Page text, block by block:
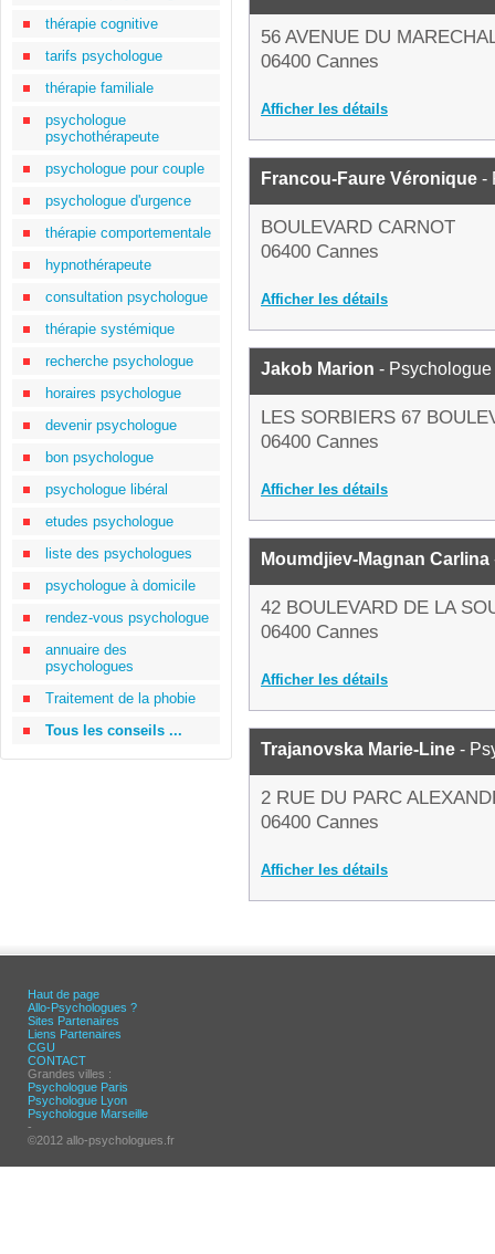
thérapie cognitive
tarifs psychologue
thérapie familiale
psychologue
psychothérapeute
psychologue pour couple
psychologue d'urgence
thérapie comportementale
hypnothérapeute
consultation psychologue
thérapie systémique
recherche psychologue
horaires psychologue
devenir psychologue
bon psychologue
psychologue libéral
etudes psychologue
liste des psychologues
psychologue à domicile
rendez-vous psychologue
annuaire des
psychologues
Traitement de la phobie
Tous les conseils ...
56 AVENUE DU
06400 Cannes
Afficher les détails
Francou-Faure Véronique -
BOULEVARD CARNOT
06400 Cannes
Afficher les détails
Jakob Marion - Psychologue
LES SORBIERS 67
06400 Cannes
Afficher les détails
Moumdjiev-Magnan Carlina
42 BOULEVARD DE LA
06400 Cannes
Afficher les détails
Trajanovska Marie-Line -
2 RUE DU PARC
06400 Cannes
Afficher les détails
Haut de page
Allo-Psychologues ?
Sites Partenaires
Liens Partenaires
CGU
CONTACT
Grandes villes :
Psychologue Paris
Psychologue Lyon
Psychologue Marseille
-
©2012 allo-psychologues.fr